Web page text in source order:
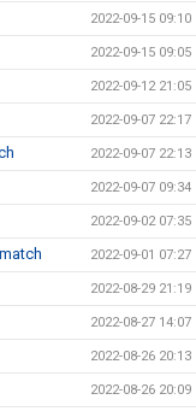
2022-09-15 09:10
2022-09-15 09:05
2022-09-12 21:05
2022-09-07 22:17
2022-09-07 22:13
2022-09-07 09:34
2022-09-02 07:35
2022-09-01 07:27
2022-08-29 21:19
2022-08-27 14:07
2022-08-26 20:13
2022-08-26 20:09